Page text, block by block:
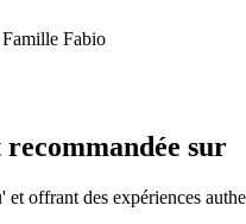
sur
offrant des expériences